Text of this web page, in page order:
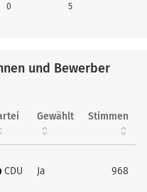
0 5
und Bewerber
Gewählt Stimmen
CDU Ja 968